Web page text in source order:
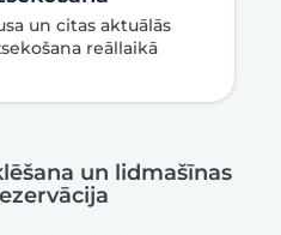
un citas aktuālās
reāllaikā
un lidmašīnas